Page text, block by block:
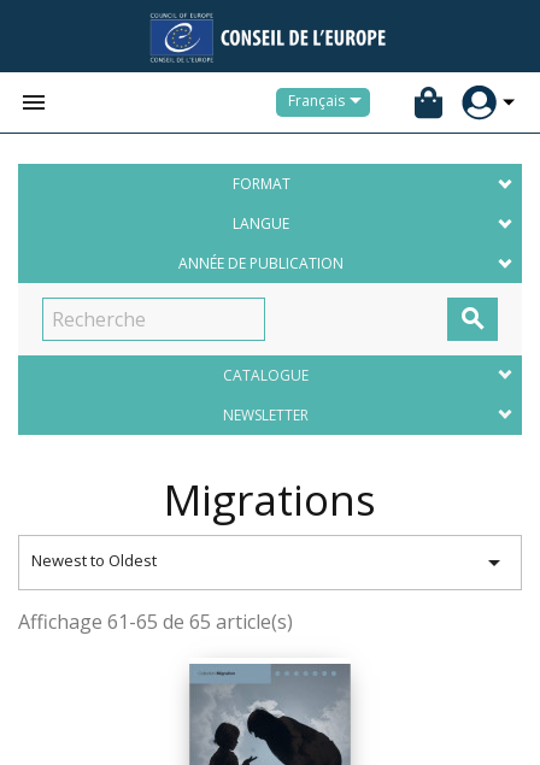
 Français
FORMAT
LANGUE
ANNÉE DE PUBLICATION

CATALOGUE
NEWSLETTER
Migrations
Newest to Oldest 
Affichage 61-65 de 65 article(s)